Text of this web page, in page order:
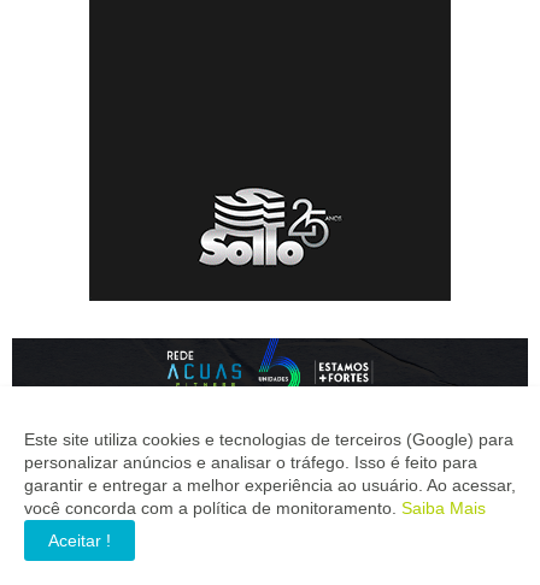
Este site utiliza cookies e tecnologias de terceiros (Google) para
personalizar anúncios e analisar o tráfego. Isso é feito para
garantir e entregar a melhor experiência ao usuário. Ao acessar,
você concorda com a política de monitoramento. Saiba Mais
Aceitar !